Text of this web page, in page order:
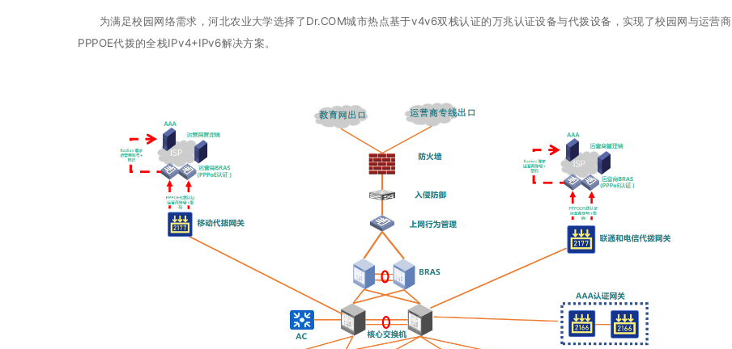
为满足校园网络需求，河北农业大学选择了Dr.COM城市热点基于v4v6双栈认证的万兆认证设备与代拨设备，实现了校园网与运营商
PPPOE代拨的全栈IPv4+IPv6解决方案。